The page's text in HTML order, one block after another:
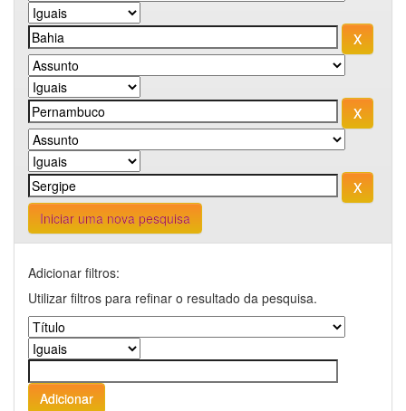
Iniciar uma nova pesquisa
Adicionar filtros:
Utilizar filtros para refinar o resultado da pesquisa.